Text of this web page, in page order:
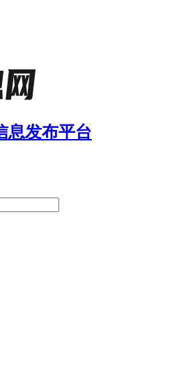
息发布平台